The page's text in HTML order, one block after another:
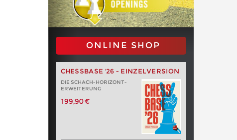
ONLINE SHOP
CHESSBASE '26 - EINZELVERSION
DIE SCHACH-HORIZONT-
ERWEITERUNG
199,90 €